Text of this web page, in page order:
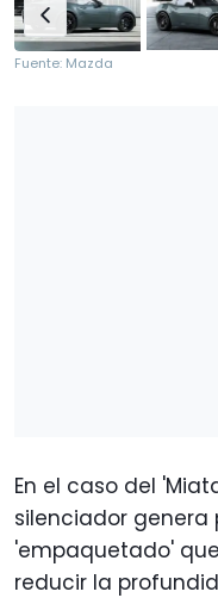
Fuente: Mazda
En el caso del
silenciador genera
'empaquetado'
reducir la